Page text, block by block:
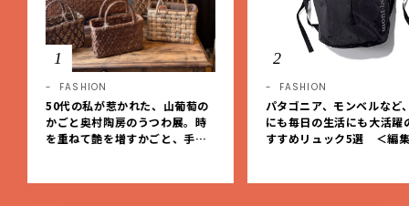
1
FASHION
50代の私が惹かれた、山葡萄の
かごと奥村陶房のうつわ展。時
を重ねて艶を増すかごと、手仕
2
FASHION
パタゴニア、モンベルなど
にも毎日の生活にも大活躍
すすめリュック5選 ＜編